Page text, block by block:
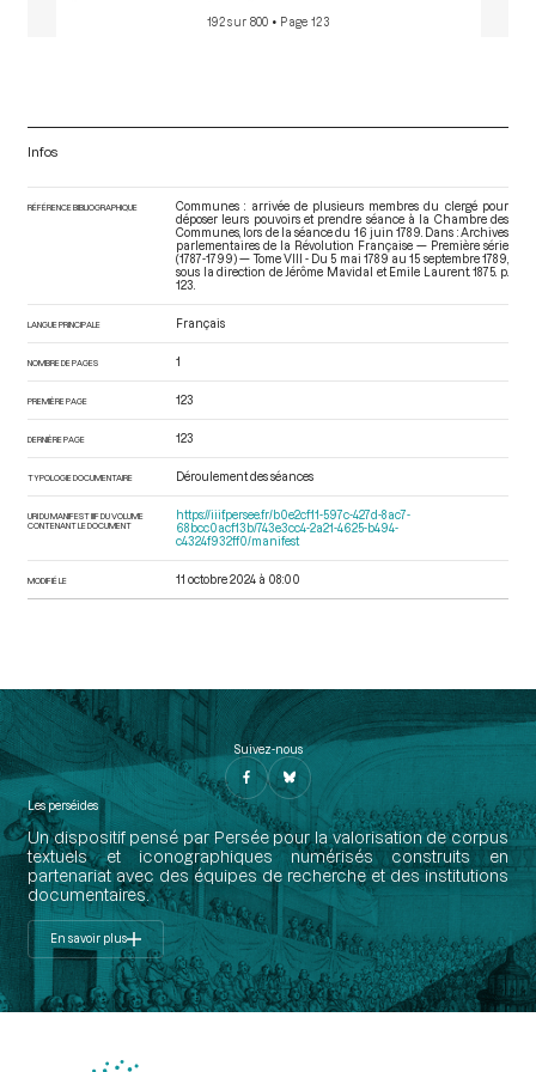
192 sur 800 • Page 123
Infos
RÉFÉRENCE BIBLIOGRAPHIQUE
Communes : arrivée de plusieurs membres du clergé pour
déposer leurs pouvoirs et prendre séance à la Chambre des
Communes, lors de la séance du 16 juin 1789. Dans : Archives
parlementaires de la Révolution Française — Première série
(1787-1799) — Tome VIII - Du 5 mai 1789 au 15 septembre 1789
sous la direction de Jérôme Mavidal et Emile Laurent. 1875. p.
123.
LANGUE PRINCIPALE Français
NOMBRE DE PAGES 1
PREMIÈRE PAGE 123
DERNIÈRE PAGE 123
TYPOLOGIE DOCUMENTAIRE Déroulement des séances
URI DU MANIFEST IIIF DU VOLUME
CONTENANT LE DOCUMENT
https://iiif.persee.fr/b0e2cf11-597c-427d-8ac7-
68bcc0acf13b/743e3cc4-2a21-4625-b494-
c4324f932ff0/manifest
MODIFIÉ LE 11 octobre 2024 à 08:00
Suivez-nous
Les perséides
Un dispositif pensé par Persée pour la valorisation de corpus
textuels et iconographiques numérisés construits en
partenariat avec des équipes de recherche et des institutions
documentaires.
En savoir plus